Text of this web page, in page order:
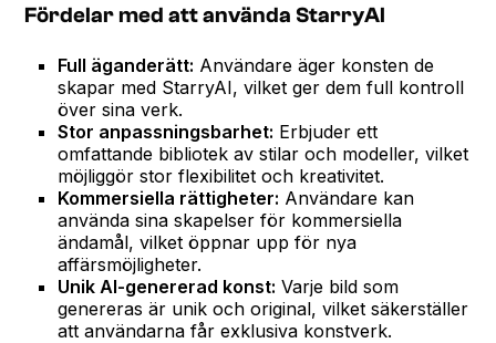
Fördelar med att använda StarryAI
Full äganderätt: Användare äger konsten de
skapar med StarryAI, vilket ger dem full kontroll
över sina verk.
Stor anpassningsbarhet: Erbjuder ett
omfattande bibliotek av stilar och modeller, vilket
möjliggör stor flexibilitet och kreativitet.
Kommersiella rättigheter: Användare kan
använda sina skapelser för kommersiella
ändamål, vilket öppnar upp för nya
affärsmöjligheter.
Unik AI-genererad konst: Varje bild som
genereras är unik och original, vilket säkerställer
att användarna får exklusiva konstverk.